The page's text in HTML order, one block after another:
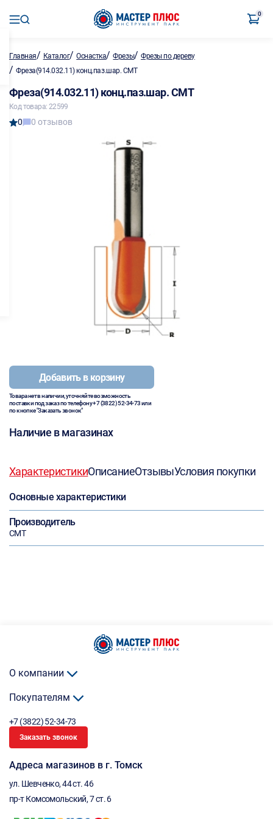
0
Главная/ Каталог/Оснастка/Фрезы/Фрезы по дереву
/ Фреза(914.032.11) конц.паз.шар. CMT
Фреза(914.032.11) конц.паз.шар. CMT
Код товара: 22599
0 0 отзывов
Добавить в корзину
Товара нет в наличии, уточняйте возможность
поставки под заказ по телефону+7 (3822) 52-34-73или
по кнопке "Заказать звонок"
Наличие в магазинах
ХарактеристикиОписаниеОтзывыУсловия покупки
Основные характеристики
Производитель
CMT
О компании
Покупателям
+7 (3822) 52-34-73
Заказать звонок
Адреса магазинов в г. Томск
ул. Шевченко, 44 ст. 46
пр-т Комсомольский, 7 ст. 6